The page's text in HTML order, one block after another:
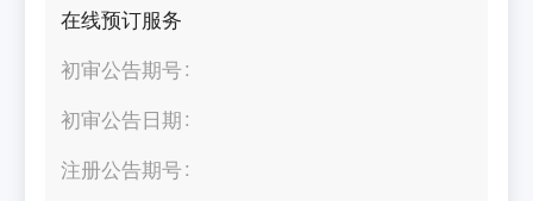
在线预订服务
初审公告期号
初审公告日期
注册公告期号